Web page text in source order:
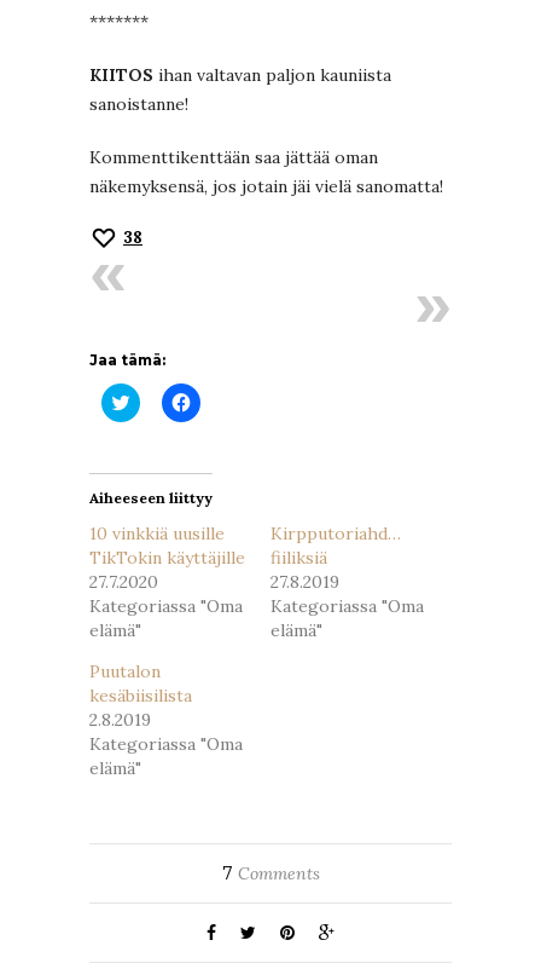
*******
KIITOS ihan valtavan paljon kauniista
sanoistanne!
Kommenttikenttään saa jättää oman
näkemyksensä, jos jotain jäi vielä sanomatta!
38
Jaa tämä:
Jaa
Twitterissä(Avautuu
Jaa
Facebookissa(Avautuu
Aiheeseen liittyy
10 vinkkiä uusille
TikTokin käyttäjille
27.7.2020
Kategoriassa "Oma
elämä"
Kirpputoriahd…
fiiliksiä
27.8.2019
Kategoriassa "Oma
elämä"
Puutalon
kesäbiisilista
2.8.2019
Kategoriassa "Oma
elämä"
7 Comments